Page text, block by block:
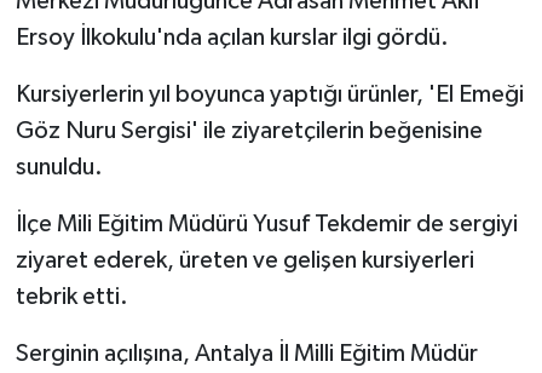
Ersoy İlkokulu'nda açılan kurslar ilgi gördü.
Kursiyerlerin yıl boyunca yaptığı ürünler, 'El Emeği
Göz Nuru Sergisi' ile ziyaretçilerin beğenisine
sunuldu.
İlçe Mili Eğitim Müdürü Yusuf Tekdemir de sergiyi
ziyaret ederek, üreten ve gelişen kursiyerleri
tebrik etti.
Serginin açılışına, Antalya İl Milli Eğitim Müdür